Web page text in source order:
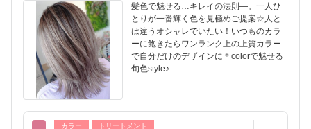
髪色で魅せる…キレイの法則―。一人ひ
とりが一番輝く色を見極めご提案☆人と
は違うオシャレでいたい！いつものカラ
ーに飽きたらワンランク上の上質カラー
で自分だけのデザインに＊colorで魅せる
旬色style♪
カラー トリートメント